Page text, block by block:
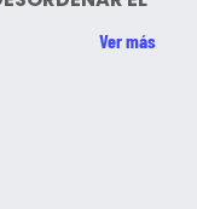
Ver más